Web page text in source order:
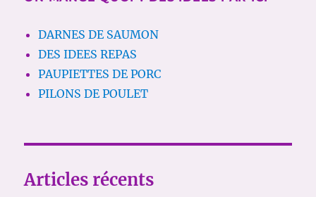
DARNES DE SAUMON
DES IDEES REPAS
PAUPIETTES DE PORC
PILONS DE POULET
Articles récents